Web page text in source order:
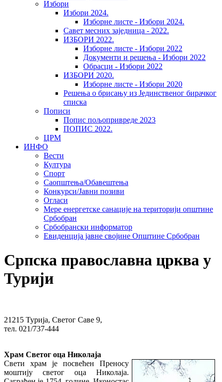
Избори
Избори 2024.
Изборне листе - Избори 2024.
Савет месних заједница - 2022.
ИЗБОРИ 2022.
Изборне листе - Избори 2022
Документи и решења - Избори 2022
Обрасци - Избори 2022
ИЗБОРИ 2020.
Изборне листе - Избори 2020
Решења о брисању из Јединственог бирачког
списка
Пописи
Попис пољопривреде 2023
ПОПИС 2022.
ЦРМ
ИНФО
Вести
Култура
Спорт
Саопштења/Обавештења
Конкурси/Јавни позиви
Огласи
Мере енергетске санације на територији општине
Србобран
Србобрански информатор
Евиденција јавне својине Општине Србобран
Српска православна црква у
Турији
21215 Турија, Светог Саве 9,
тел. 021/737-444
Храм Светог оца Николаја
Свети храм је посвећен Преносу
моштију светог оца Николаја.